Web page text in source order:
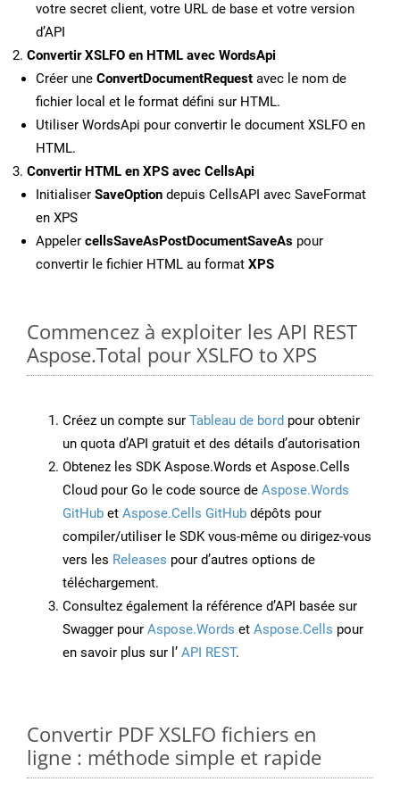
votre secret client, votre URL de base et votre version
d’API
Convertir XSLFO en HTML avec WordsApi
Créer une ConvertDocumentRequest avec le nom de
fichier local et le format défini sur HTML.
Utiliser WordsApi pour convertir le document XSLFO en
HTML.
Convertir HTML en XPS avec CellsApi
Initialiser SaveOption depuis CellsAPI avec SaveFormat
en XPS
Appeler cellsSaveAsPostDocumentSaveAs pour
convertir le fichier HTML au format XPS
Commencez à exploiter les API REST
Aspose.Total pour XSLFO to XPS
Créez un compte sur Tableau de bord pour obtenir
un quota d’API gratuit et des détails d’autorisation
Obtenez les SDK Aspose.Words et Aspose.Cells
Cloud pour Go le code source de Aspose.Words
GitHub et Aspose.Cells GitHub dépôts pour
compiler/utiliser le SDK vous-même ou dirigez-vous
vers les Releases pour d’autres options de
téléchargement.
Consultez également la référence d’API basée sur
Swagger pour Aspose.Words et Aspose.Cells pour
en savoir plus sur l’ API REST.
Convertir PDF XSLFO fichiers en
ligne : méthode simple et rapide